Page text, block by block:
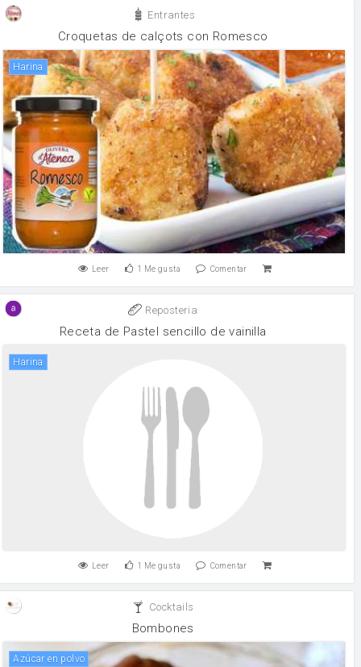
Entrantes
Croquetas de calçots con Romesco
harina
Leer 1 Me gusta Comentar
Reposteria
Receta de Pastel sencillo de vainilla
harina
Leer 1 Me gusta Comentar
Cocktails
Bombones
Azúcar en polvo